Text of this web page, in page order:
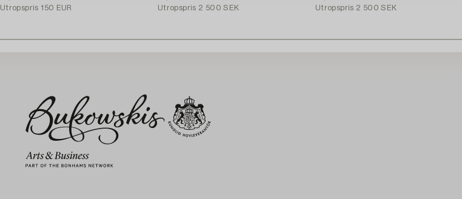
Utropspris 150 EUR
Utropspris 2 500 SEK
Utropspris 2 500 SEK